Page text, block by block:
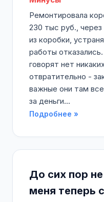
Ремонтировала
230 тыс руб.,
из коробки,
работы
говорят нет
отвратительно -
важные они там
за деньги...
Подробнее »
До сих пор
меня теперь